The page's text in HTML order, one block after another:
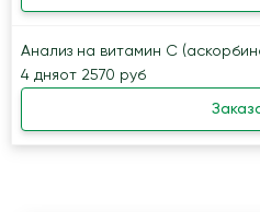
Анализ на витамин С
4 дняот 2570 руб